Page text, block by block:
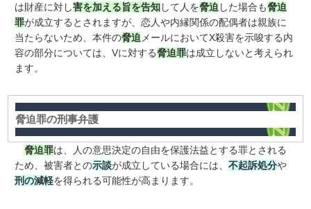
は財産に対し害を加える旨を告知して人を脅迫した場合も脅迫
罪が成立するとされますが、恋人や内縁関係の配偶者は親族に
当たらないため、本件の脅迫メールにおいてX殺害を示唆する内
容の部分については、Vに対する脅迫罪は成立しないと考えられ
ます。
脅迫罪の刑事弁護
脅迫罪は、人の意思決定の自由を保護法益とする罪とされる
ため、被害者との示談が成立している場合には、不起訴処分や
刑の減軽を得られる可能性が高まります。